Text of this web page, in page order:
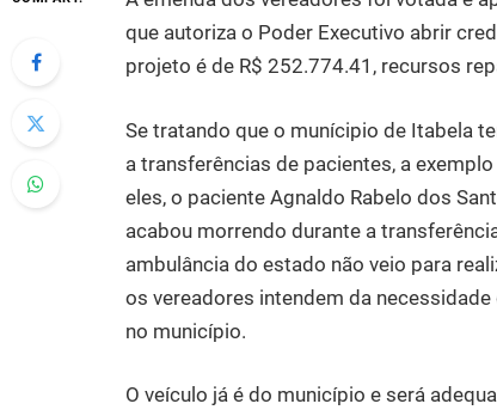
que autoriza o Poder Executivo abrir
projeto é de R$ 252.774.41, recursos
Se tratando que o munícipio de Itabela
a transferências de pacientes, a
eles, o paciente Agnaldo Rabelo dos
acabou morrendo durante a
ambulância do estado não veio para
os vereadores intendem da
no município.
O veículo já é do município e será